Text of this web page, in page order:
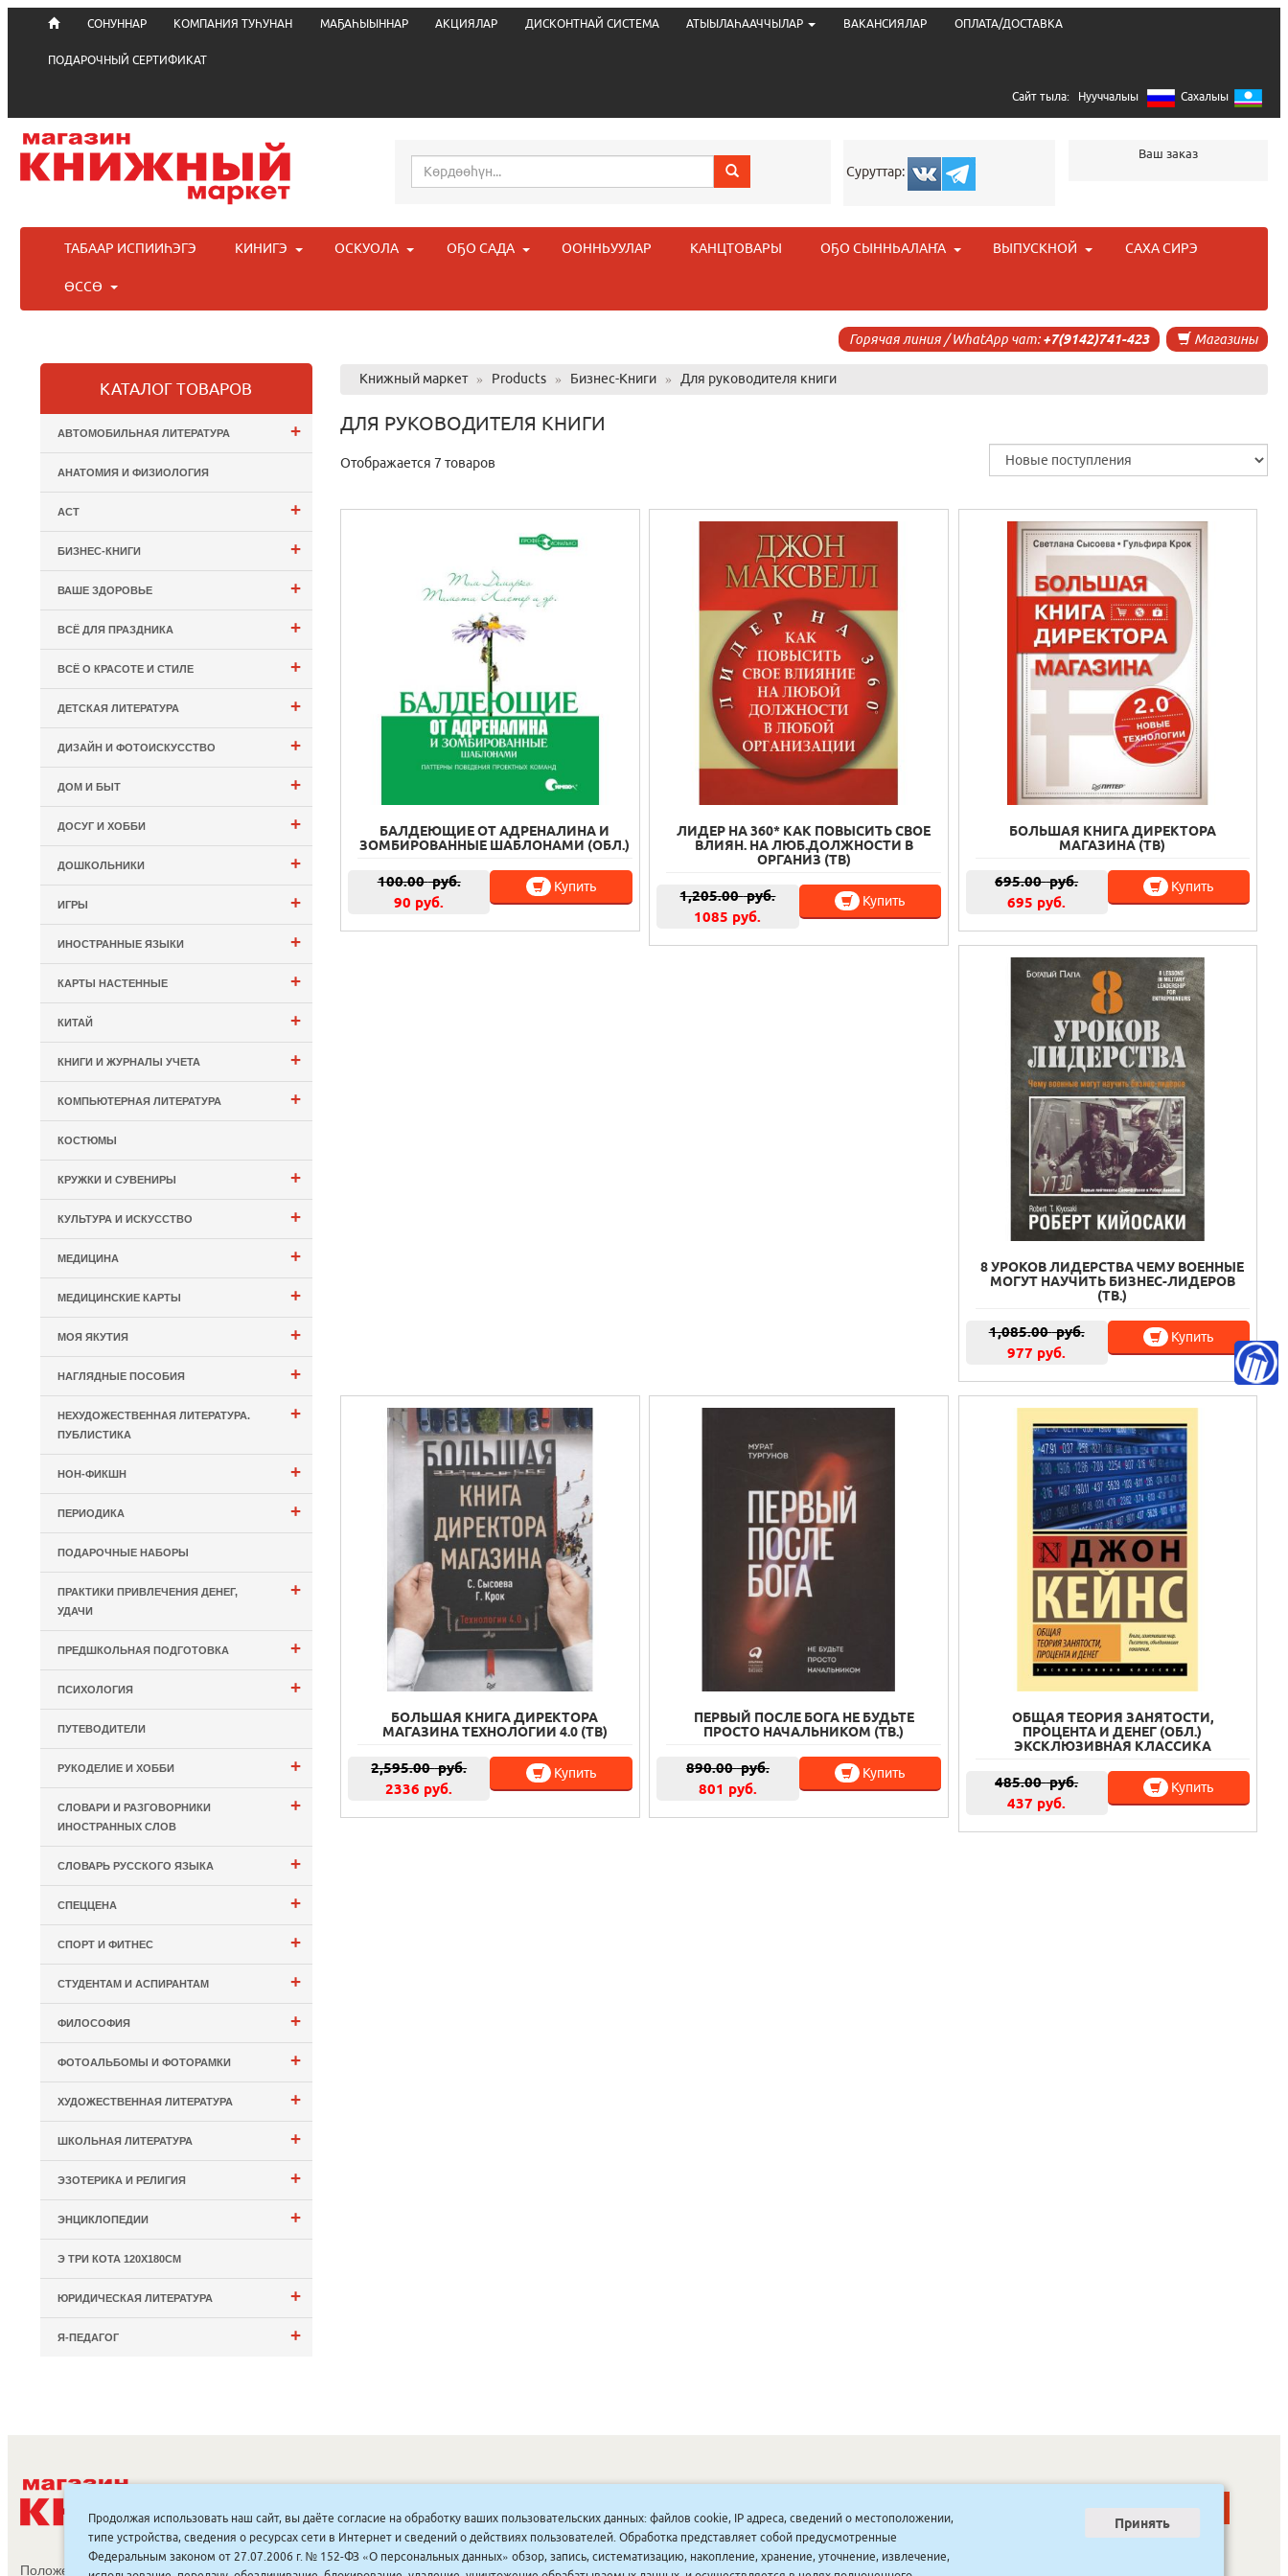
СОНУННАР КОМПАНИЯ ТУҺУНАН МАҔАҺЫЫННАР АКЦИЯЛАР ДИСКОНТНАЙ СИСТЕМА АТЫЫЛАҺААЧЧЫЛАР ВАКАНСИЯЛАР ОПЛАТА/ДОСТАВКА
ПОДАРОЧНЫЙ СЕРТИФИКАТ
Сайт тыла: Нууччалыы Сахалыы
Суруттар:
Ваш заказ
ТАБААР ИСПИИҺЭГЭ КИНИГЭ ОСКУОЛА ОҔО САДА ООННЬУУЛАР КАНЦТОВАРЫ ОҔО СЫННЬАЛАҤА ВЫПУСКНОЙ САХА СИРЭ
ӨССӨ
Магазины
Горячая линия / WhatApp чат:+7(9142)741-423
Книжный маркет » Products » Бизнес-Книги » Для руководителя книги
ДЛЯ РУКОВОДИТЕЛЯ КНИГИ
Отображается 7 товаров
БАЛДЕЮЩИЕ ОТ АДРЕНАЛИНА И
ЗОМБИРОВАННЫЕ ШАБЛОНАМИ (ОБЛ.)
100.00руб.
90 руб.
Купить
ЛИДЕР НА 360* КАК ПОВЫСИТЬ СВОЕ
ВЛИЯН. НА ЛЮБ.ДОЛЖНОСТИ В
ОРГАНИЗ (ТВ)
1,205.00руб.
1085 руб.
Купить
БОЛЬШАЯ КНИГА ДИРЕКТОРА
МАГАЗИНА (ТВ)
695.00руб.
695 руб.
Купить
8 УРОКОВ ЛИДЕРСТВА ЧЕМУ ВОЕННЫЕ
МОГУТ НАУЧИТЬ БИЗНЕС-ЛИДЕРОВ
(ТВ.)
1,085.00руб.
977 руб.
Купить
БОЛЬШАЯ КНИГА ДИРЕКТОРА
МАГАЗИНА ТЕХНОЛОГИИ 4.0 (ТВ)
2,595.00руб.
2336 руб.
Купить
ПЕРВЫЙ ПОСЛЕ БОГА НЕ БУДЬТЕ
ПРОСТО НАЧАЛЬНИКОМ (ТВ.)
890.00руб.
801 руб.
Купить
ОБЩАЯ ТЕОРИЯ ЗАНЯТОСТИ,
ПРОЦЕНТА И ДЕНЕГ (ОБЛ.)
ЭКСКЛЮЗИВНАЯ КЛАССИКА
485.00руб.
437 руб.
Купить
КАТАЛОГ ТОВАРОВ
+
АВТОМОБИЛЬНАЯ ЛИТЕРАТУРА
АНАТОМИЯ И ФИЗИОЛОГИЯ
+
АСТ
+
БИЗНЕС-КНИГИ
+
ВАШЕ ЗДОРОВЬЕ
+
ВСЁ ДЛЯ ПРАЗДНИКА
+
ВСЁ О КРАСОТЕ И СТИЛЕ
+
ДЕТСКАЯ ЛИТЕРАТУРА
+
ДИЗАЙН И ФОТОИСКУССТВО
+
ДОМ И БЫТ
+
ДОСУГ И ХОББИ
+
ДОШКОЛЬНИКИ
+
ИГРЫ
+
ИНОСТРАННЫЕ ЯЗЫКИ
+
КАРТЫ НАСТЕННЫЕ
+
КИТАЙ
+
КНИГИ И ЖУРНАЛЫ УЧЕТА
+
КОМПЬЮТЕРНАЯ ЛИТЕРАТУРА
КОСТЮМЫ
+
КРУЖКИ И СУВЕНИРЫ
+
КУЛЬТУРА И ИСКУССТВО
+
МЕДИЦИНА
+
МЕДИЦИНСКИЕ КАРТЫ
+
МОЯ ЯКУТИЯ
+
НАГЛЯДНЫЕ ПОСОБИЯ
+
НЕХУДОЖЕСТВЕННАЯ ЛИТЕРАТУРА.
ПУБЛИСТИКА
+
НОН-ФИКШН
+
ПЕРИОДИКА
ПОДАРОЧНЫЕ НАБОРЫ
+
ПРАКТИКИ ПРИВЛЕЧЕНИЯ ДЕНЕГ,
УДАЧИ
+
ПРЕДШКОЛЬНАЯ ПОДГОТОВКА
+
ПСИХОЛОГИЯ
ПУТЕВОДИТЕЛИ
+
РУКОДЕЛИЕ И ХОББИ
+
СЛОВАРИ И РАЗГОВОРНИКИ
ИНОСТРАННЫХ СЛОВ
+
СЛОВАРЬ РУССКОГО ЯЗЫКА
+
СПЕЦЦЕНА
+
СПОРТ И ФИТНЕС
+
СТУДЕНТАМ И АСПИРАНТАМ
+
ФИЛОСОФИЯ
+
ФОТОАЛЬБОМЫ И ФОТОРАМКИ
+
ХУДОЖЕСТВЕННАЯ ЛИТЕРАТУРА
+
ШКОЛЬНАЯ ЛИТЕРАТУРА
+
ЭЗОТЕРИКА И РЕЛИГИЯ
+
ЭНЦИКЛОПЕДИИ
Э ТРИ КОТА 120Х180СМ
+
ЮРИДИЧЕСКАЯ ЛИТЕРАТУРА
+
Я-ПЕДАГОГ
Положение об обработке и защите персональных данных
ДИСКОНТНАЙ СИСТЕМА
ЮРИДИЧЕСКАЙ ВАКАНСИЯЛАР |
ООО “Канцпроф”, ул. Красильникова, 8, строение 3
Продолжая использовать наш сайт, вы даёте согласие на обработку ваших пользовательских данных: файлов cookie, IP адреса, сведений о местоположении,
типе устройства, сведения о ресурсах сети в Интернет и сведений о действиях пользователей. Обработка представляет собой предусмотренные
Федеральным законом от 27.07.2006 г. № 152-ФЗ «О персональных данных» обзор, запись, систематизацию, накопление, хранение, уточнение, извлечение,
Принять